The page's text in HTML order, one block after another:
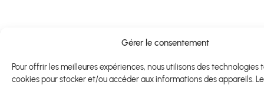
Gérer le consentement
Pour offrir les meilleures expériences, nous utilisons des technologies
cookies pour stocker et/ou accéder aux informations des appareils.